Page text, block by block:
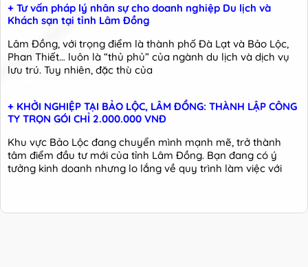
+ Tư vấn pháp lý nhân sự cho doanh nghiệp Du lịch và
Khách sạn tại tỉnh Lâm Đồng
Lâm Đồng, với trọng điểm là thành phố Đà Lạt và Bảo Lộc,
Phan Thiết… luôn là “thủ phủ” của ngành du lịch và dịch vụ
lưu trú. Tuy nhiên, đặc thù của
+ KHỞI NGHIỆP TẠI BẢO LỘC, LÂM ĐỒNG: THÀNH LẬP CÔNG
TY TRỌN GÓI CHỈ 2.000.000 VNĐ
Khu vực Bảo Lộc đang chuyển mình mạnh mẽ, trở thành
tâm điểm đầu tư mới của tỉnh Lâm Đồng. Bạn đang có ý
tưởng kinh doanh nhưng lo lắng về quy trình làm việc với